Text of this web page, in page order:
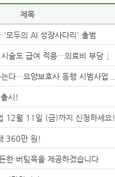
제목
모두의 AI 성장사다리' 출범
술도 급여 적용…의료비 부담 ↓
다…요양보호사 동행 시범사업 ...
시!
12월 11일 (금)까지 신청하세요!
360만 원!
한 버팀목을 제공하겠습니다